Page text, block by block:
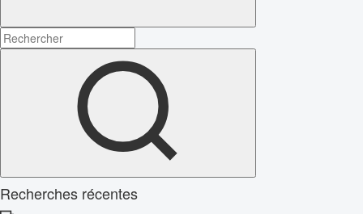
Recherches récentes